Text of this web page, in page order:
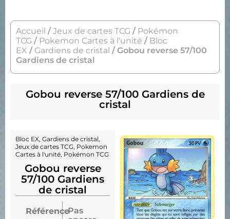
Accueil /Jeux de cartes TCG / Pokémon
TCG / Pokemon Cartes à l'unité / Bloc
EX / Gardiens de cristal / Gobou reverse 57/100
Gardiens de cristal
Gobou reverse 57/100 Gardiens de
cristal
Bloc EX, Gardiens de cristal,
Jeux de cartes TCG, Pokemon
Cartes à l'unité, Pokémon TCG
Gobou reverse
57/100 Gardiens
de cristal
RéférencePas